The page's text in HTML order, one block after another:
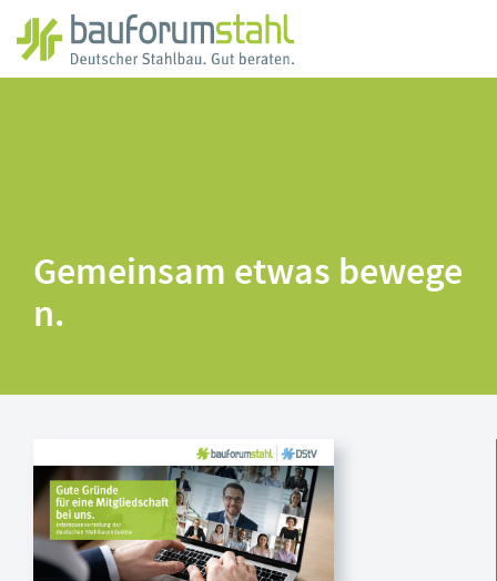
Gemeinsam etwas bewege
n.